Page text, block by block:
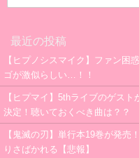
最近の投稿
【ヒプノシスマイク】ファン困
ゴが激似らしい…！！
【ヒプマイ】5thライブのゲス
決定！聴いておくべき曲は？？
【鬼滅の刃】単行本19巻が発
りさばかれる【悲報】